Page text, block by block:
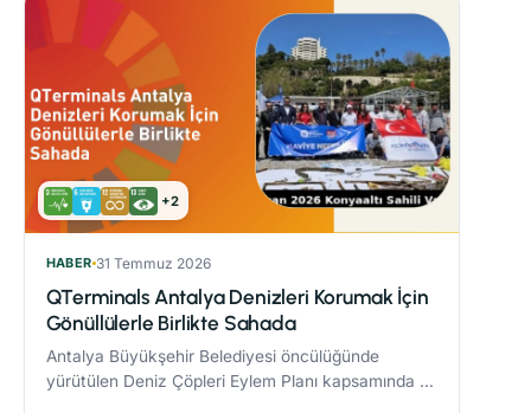
+2
HABER 31 Temmuz 2026
QTerminals Antalya Denizleri Korumak İçin
Gönüllülerle Birlikte Sahada
Antalya Büyükşehir Belediyesi öncülüğünde
yürütülen Deniz Çöpleri Eylem Planı kapsamında 11